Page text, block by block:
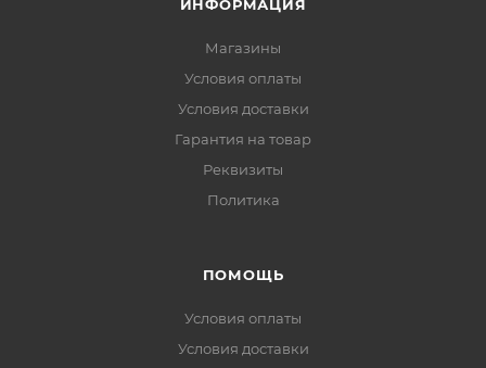
ИНФОРМАЦИЯ
Магазины
Условия оплаты
Условия доставки
Гарантия на товар
Реквизиты
Политика
ПОМОЩЬ
Условия оплаты
Условия доставки